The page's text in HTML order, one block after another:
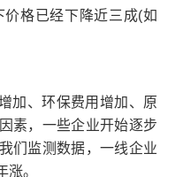
格已经下降近三成(如
、环保费用增加、原
素，一些企业开始逐步
们监测数据，一线企业
。